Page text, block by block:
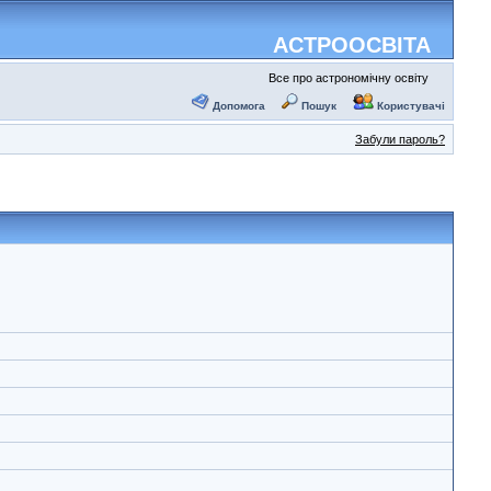
АСТРООСВІТА
Все про астрономічну освіту
Допомога Пошук Користувачі
Забули пароль?